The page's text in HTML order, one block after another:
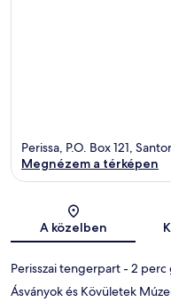
Perissa, P.O. Box 121,
Megnézem a térképen
A közelben
Perisszai tengerpart- 2 perc
Ásványok és Kövületek